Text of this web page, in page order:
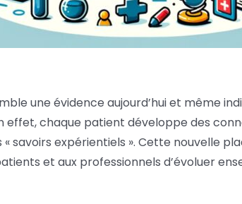
une évidence aujourd’hui et même
effet, chaque patient développe des
savoirs expérientiels ». Cette nouvelle
et aux professionnels d’évoluer